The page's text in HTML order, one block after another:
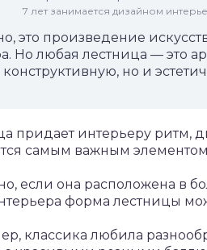
7 лет занимается дизайном
это произведение
Но любая лестница — это
конструктивную, но и
придает интерьеру ритм,
самым важным
если она расположена в
форма лестницы
классика любила